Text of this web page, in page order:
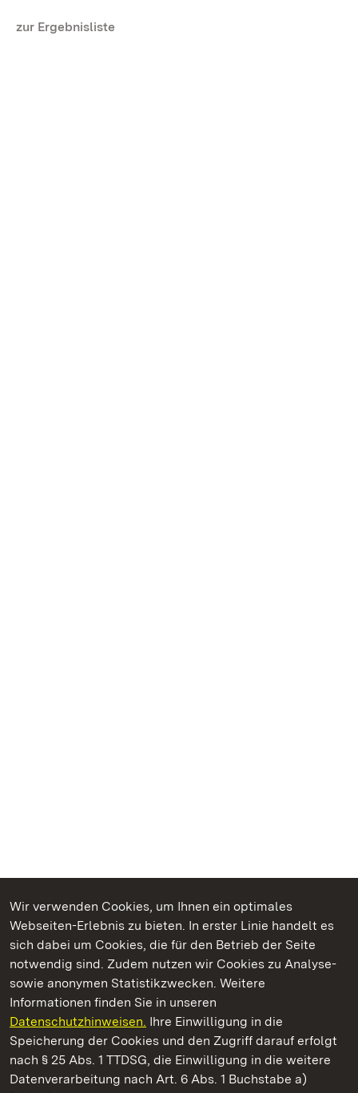
Wir verwenden Cookies, um Ihnen ein optimales
Webseiten-Erlebnis zu bieten. In erster Linie handelt es
sich dabei um Cookies, die für den Betrieb der Seite
notwendig sind. Zudem nutzen wir Cookies zu Analyse-
sowie anonymen Statistikzwecken. Weitere
Informationen finden Sie in unseren
Datenschutzhinweisen. Ihre Einwilligung in die
Speicherung der Cookies und den Zugriff darauf erfolgt
nach § 25 Abs. 1 TTDSG, die Einwilligung in die weitere
Datenverarbeitung nach Art. 6 Abs. 1 Buchstabe a)
zur Ergebnisliste
Kommen. Staunen. Genießen.
Staatliche Schlösser und Gärten Baden‑Württemberg
Staatliche Schlösser und Gärten Baden-Württemberg